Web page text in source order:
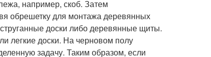
например, скоб. Затем
обрешетку для монтажа деревянных
доски либо деревянные щиты.
легкие доски. На черновом полу
задачу. Таким образом, если